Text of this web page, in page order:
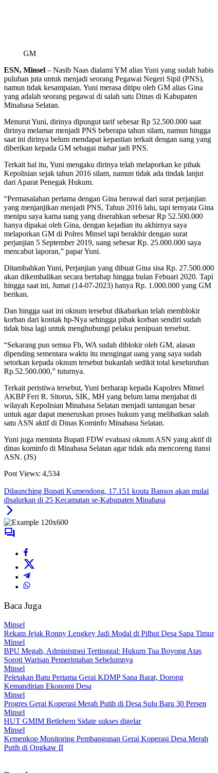
GM
ESN, Minsel – Nasib Naas dialami YM alias Yuni yang sudah habis
puluhan juta untuk menjadi seorang Pegawai Negeri Sipil (PNS),
namun tidak kesampaian. Yuni merasa ditipu oleh GM alias Gina
yang adalah seorang pegawai di salah satu Dinas di Kabupaten
Minahasa Selatan.
Menurut Yuni, dirinya dipungut tarif sebesar Rp 52.500.000 saat
dirinya melamar menjadi PNS beberapa tahun silam, namun hingga
saat ini dirinya belum mendapat kepastian terkait dengan uang yang
diberikan kepada GM sebagai mahar jadi PNS.
Terkait hal itu, Yuni mengaku dirinya telah melaporkan ke pihak
Kepolisian sejak tahun 2016 silam, namun tidak ada tindak lanjut
dari Aparat Penegak Hukum.
“Permasalahan pertama dengan Gina berawal dari surat perjanjian
yang menjanjikan menjadi PNS, Tahun 2016 lalu, tapi ternyata Gina
menipu saya karna uang yang diserahkan sebesar Rp 52.500.000
hanya dipakai oleh Gina, dengan kejadian itu akhirnya saya
melaporkan GM di Polres Minsel tapi berakhir dengan surat
perjanjian 5 September 2019, uang sebesar Rp. 25.000.000 saya
mencabut laporan,” papar Yuni.
Ditambahkan Yuni, Perjanjian yang dibuat Gina sisa Rp. 27.500.000
akan dikembalikan secara bertahap hingga bulan Febuari 2020. Tapi
hingga saat ini, Jumat (14-07-2023) hanya Rp. 1.000.000 yang GM
berikan.
Dan hingga saat ini oknum tersebut dikabarkan telah memblokir
korban dari kontak hp-Nya sehingga pihak korban sendiri sudah
tidak bisa lagi untuk menghubungi pelaku penipuan tersebut.
“Sekarang pun semua Fb, WA sudah diblokir oleh GM, alasan
dipending sementara waktu itu mengingat uang yang saya sudah
setorkan kepada oknum tersebut bukanlah sedikit total keseluruhan
Rp.52.500.000,” tuturnya.
Terkait peristiwa tersebut, Yuni berharap kepada Kapolres Minsel
AKBP Feri R. Sitorus, SIK, MH yang belum lama menjabat di
wilayah Kepolisian Minahasa Selatan menjadi tantangan besar
untuk agar dapat meneruskan proses hukum yang melibatkan salah
satu ASN aktif di Dinas Kominfo Minahasa Selatan.
Yuni juga meminta Bupati FDW evaluasi oknum ASN yang aktif di
dinas kominfo di Minahasa Selatan agar tidak ada mencoreng itansi
ASN. (JS)
Post Views: 4,534
Dilaunching Bupati Kumendong, 17.151 kouta Bansos akan mulai
disalurkan di 25 Kecamatan se-Kabupaten Minahasa
Baca Juga
Minsel
Rekam Jejak Ronny Lengkey Jadi Modal di Pilhut Desa Sapa Timur
Minsel
BPU Megah, Administrasi Tertinggal: Hukum Tua Boyong Atas
Soroti Warisan Pemerintahan Sebelumnya
Minsel
Peletakan Batu Pertama Gerai KDMP Sapa Barat, Dorong
Kemandirian Ekonomi Desa
Minsel
Progres Gerai Koperasi Merah Putih di Desa Sulu Baru 30 Persen
Minsel
HUT GMIM Betlehem Sidate sukses digelar
Minsel
Kemenkop Monitoring Pembangunan Gerai Koperasi Desa Merah
Putih di Ongkaw II